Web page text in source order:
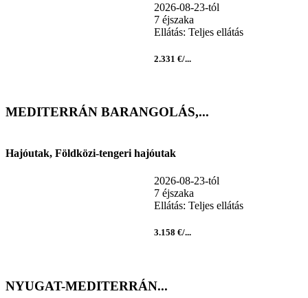
2026-08-23-tól
7 éjszaka
Ellátás: Teljes ellátás
2.331 €/...
MEDITERRÁN BARANGOLÁS,...
Hajóutak, Földközi-tengeri hajóutak
2026-08-23-tól
7 éjszaka
Ellátás: Teljes ellátás
3.158 €/...
NYUGAT-MEDITERRÁN...